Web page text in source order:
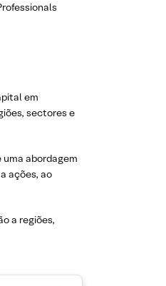
em
sectores e
abordagem
ações, ao
a regiões,